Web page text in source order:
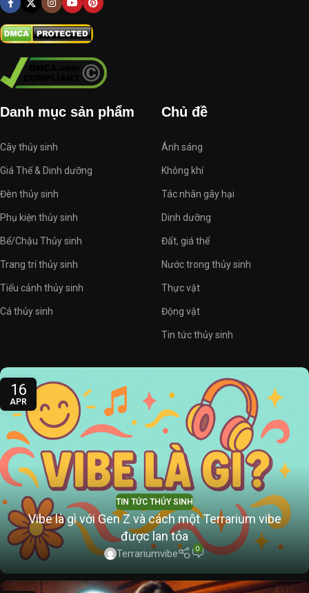
Danh mục sản phẩm
Cây thủy sinh
Giá Thể & Dinh dưỡng
Đèn thủy sinh
Phụ kiện thủy sinh
Bể/Chậu Thủy sinh
Trang trí thủy sinh
Tiểu cảnh thủy sinh
Cá thủy sinh
Chủ đề
Ánh sáng
Không khí
Tác nhân gây hại
Dinh dưỡng
Đất, giá thể
Nước trong thủy sinh
Thực vật
Động vật
Tin tức thủy sinh
16
APR
TIN TỨC THỦY SINH
Vibe là gì với Gen Z và cách một Terrarium vibe
được lan tỏa
Terrariumvibe 0